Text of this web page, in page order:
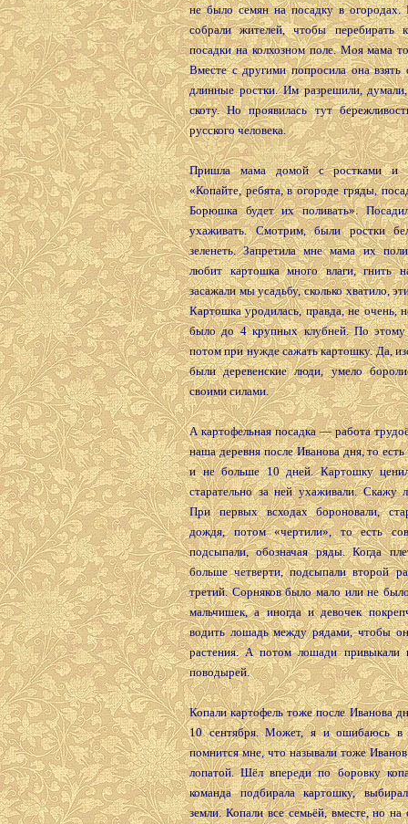
не было семян на посадку в огородах.
собрали жителей, чтобы перебирать
посадки на колхозном поле. Моя мама
Вместе с другими попросила она
длинные ростки. Им разрешили,
скоту. Но проявилась тут
русского человека.
Пришла мама домой с ростками и
«Копайте, ребята, в огороде гряды,
Борюшка будет их поливать».
ухаживать. Смотрим, были ростки
зеленеть. Запретила мне мама их
любит картошка много влаги, гнить
засажали мы усадьбу, сколько хватило,
Картошка уродилась, правда, не очень,
было до 4 крупных клубней. По этому
потом при нужде сажать картошку. Да,
были деревенские люди, умело
своими силами.
А картофельная посадка — работа
наша деревня после Иванова дня, то
и не больше 10 дней. Картошку
старательно за ней ухаживали. Скажу
При первых всходах бороновали,
дождя, потом «чертили», то есть
подсыпали, обозначая ряды. Когда
больше четверти, подсыпали второй
третий. Сорняков было мало или не
мальчишек, а иногда и девочек
водить лошадь между рядами, чтобы
растения. А потом лошади привыкали
поводырей.
Копали картофель тоже после Иванова
10 сентября. Может, я и ошибаюсь в
помнится мне, что называли тоже
лопатой. Шёл впереди по боровку
команда подбирала картошку,
земли. Копали все семьёй, вместе, но на